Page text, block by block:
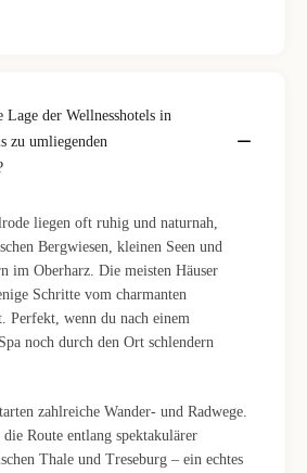
Lage der Wellnesshotels in
zu umliegenden
liegen oft ruhig und naturnah,
Bergwiesen, kleinen Seen und
im Oberharz. Die meisten Häuser
Schritte vom charmanten
Perfekt, wenn du nach einem
noch durch den Ort schlendern
zahlreiche Wander- und Radwege.
Route entlang spektakulärer
Thale und Treseburg – ein echtes